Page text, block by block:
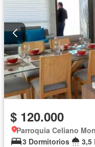
$ 120.000
Parroquia Celiano
3 Dormitorios
3,5